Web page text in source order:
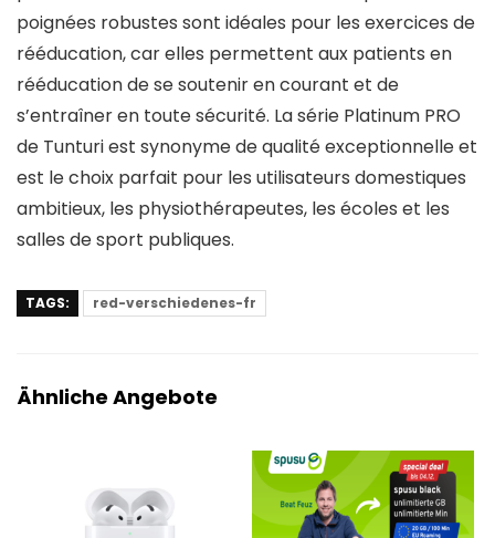
poignées robustes sont idéales pour les exercices de
rééducation, car elles permettent aux patients en
rééducation de se soutenir en courant et de
s’entraîner en toute sécurité. La série Platinum PRO
de Tunturi est synonyme de qualité exceptionnelle et
est le choix parfait pour les utilisateurs domestiques
ambitieux, les physiothérapeutes, les écoles et les
salles de sport publiques.
TAGS: red-verschiedenes-fr
Ähnliche Angebote